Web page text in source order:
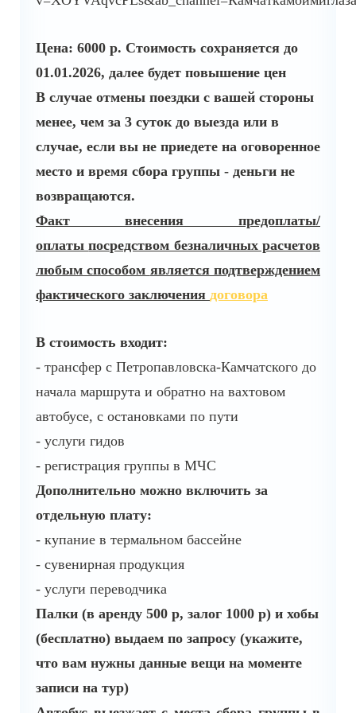
Цена: 6000 р. Стоимость сохраняется до
01.01.2026, далее будет повышение цен
В случае отмены поездки с вашей стороны
менее, чем за 3 суток до выезда или в
случае, если вы не приедете на оговоренное
место и время сбора группы - деньги не
возвращаются.
Факт внесения предоплаты/
оплатыпосредством безналичных расчетов
любым способом является подтверждением
фактического заключения договора
В стоимость входит:
- трансфер с Петропавловска-Камчатского до
начала маршрута и обратно на вахтовом
автобусе, с остановками по пути
- услуги гидов
- регистрация группы в МЧС
Дополнительно можно включить за
отдельную плату:
- купание в термальном бассейне
- сувенирная продукция
- услуги переводчика
Палки (в аренду 500 р, залог 1000 р) и хобы
(бесплатно) выдаем по запросу (укажите,
что вам нужны данные вещи на моменте
записи на тур)